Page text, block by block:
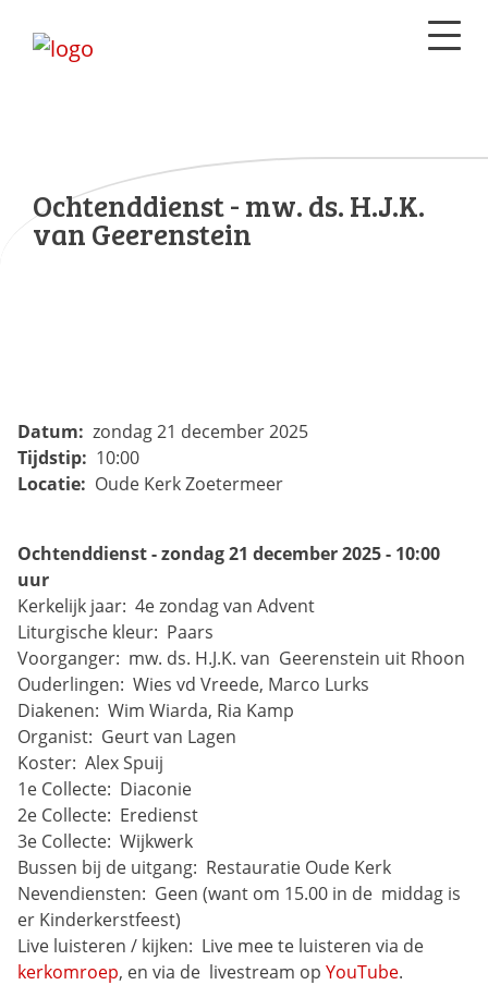
Ochtenddienst - mw. ds. H.J.K.
van Geerenstein
Datum: zondag 21 december 2025
Tijdstip: 10:00
Locatie: Oude Kerk Zoetermeer
Ochtenddienst - zondag 21 december 2025 - 10:00
uur
Kerkelijk jaar: 4e zondag van Advent
Liturgische kleur: Paars
Voorganger: mw. ds. H.J.K. van Geerenstein uit Rhoon
Ouderlingen: Wies vd Vreede, Marco Lurks
Diakenen: Wim Wiarda, Ria Kamp
Organist: Geurt van Lagen
Koster: Alex Spuij
1e Collecte: Diaconie
2e Collecte: Eredienst
3e Collecte: Wijkwerk
Bussen bij de uitgang: Restauratie Oude Kerk
Nevendiensten: Geen (want om 15.00 in de middag is
er Kinderkerstfeest)
Live luisteren / kijken:
kerkomroep, en via de livestream op YouTube.